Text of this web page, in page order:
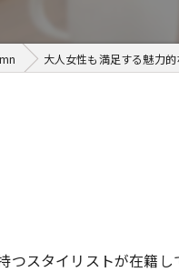
大人女性も満足する魅力
つスタイリストが在籍し